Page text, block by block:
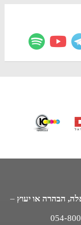
הבהרה או יעוץ –
054-